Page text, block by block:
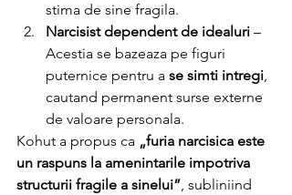
stima de sine fragila.
Narcisist dependent de idealuri –
Acestia se bazeaza pe figuri
puternice pentru a se simti intregi,
cautand permanent surse externe
de valoare personala.
Kohut a propus ca „furia narcisica este
un raspuns la amenintarile impotriva
structurii fragile a sinelui”, subliniind